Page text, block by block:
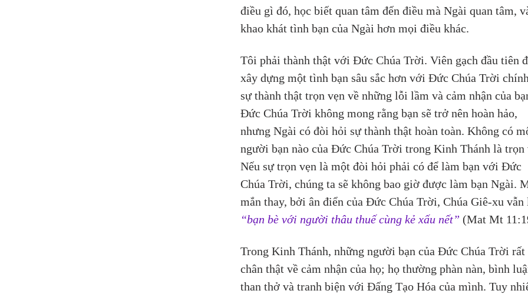
điều gì đó, học biết quan tâm đến điều mà Ngài quan tâm,
khao khát tình bạn của Ngài hơn mọi điều khác.
Tôi phải thành thật với Đức Chúa Trời. Viên gạch đầu tiên
xây dựng một tình bạn sâu sắc hơn với Đức Chúa Trời
sự thành thật trọn vẹn về những lỗi lầm và cảm nhận của
Đức Chúa Trời không mong rằng bạn sẽ trở nên hoàn hảo,
nhưng Ngài có đòi hỏi sự thành thật hoàn toàn. Không có
người bạn nào của Đức Chúa Trời trong Kinh Thánh là trọn
Nếu sự trọn vẹn là một đòi hỏi phải có để làm bạn với Đức
Chúa Trời, chúng ta sẽ không bao giờ được làm bạn Ngài.
mắn thay, bởi ân điển của Đức Chúa Trời, Chúa Giê-xu vẫn
“bạn bè với người thâu thuế cùng kẻ xấu nết” (Mat Mt
Trong Kinh Thánh, những người bạn của Đức Chúa Trời rất
chân thật về cảm nhận của họ; họ thường phàn nàn, bình
than thở và tranh biện với Đấng Tạo Hóa của mình. Tuy